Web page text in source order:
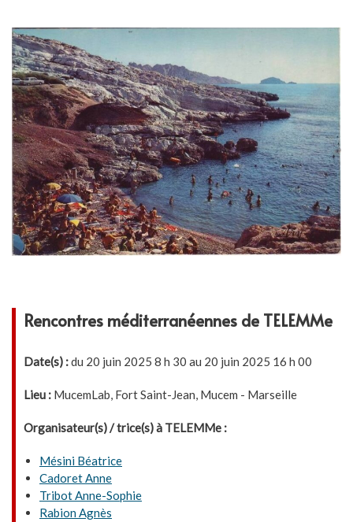
Rencontres méditerranéennes de TELEMMe
Date(s) :du 20 juin 2025 8 h 30 au 20 juin 2025 16 h 00
Lieu : MucemLab, Fort Saint-Jean, Mucem - Marseille
Organisateur(s) / trice(s) à TELEMMe :
Mésini Béatrice
Cadoret Anne
Tribot Anne-Sophie
Rabion Agnès